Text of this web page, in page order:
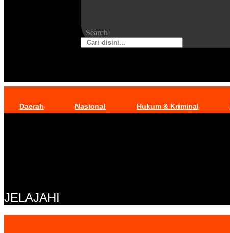
Search
Daerah Nasional Hukum & Kriminal
JELAJAHI